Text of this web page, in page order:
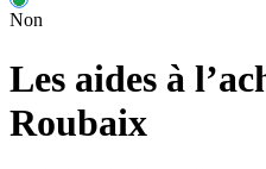
Non
Les aides à
Roubaix